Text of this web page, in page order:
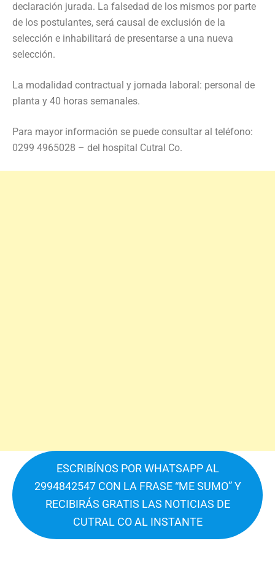
declaración jurada. La falsedad de los mismos por parte
de los postulantes, será causal de exclusión de la
selección e inhabilitará de presentarse a una nueva
selección.
La modalidad contractual y jornada laboral: personal de
planta y 40 horas semanales.
Para mayor información se puede consultar al teléfono:
0299 4965028 – del hospital Cutral Co.
ESCRIBÍNOS POR WHATSAPP AL
2994842547 CON LA FRASE “ME SUMO” Y
RECIBIRÁS GRATIS LAS NOTICIAS DE
CUTRAL CO AL INSTANTE